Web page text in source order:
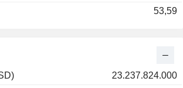
23.237.824.000
53,59